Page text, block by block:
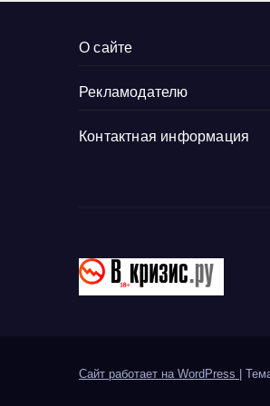
О сайте
Рекламодателю
Контактная информация
Сайт работает на WordPress